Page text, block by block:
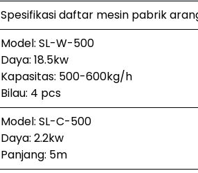
Spesifikasi daftar mesin pabrik
Model: SL-W-500
Daya: 18.5kw
Kapasitas: 500-600kg/h
Bilau: 4 pcs
Model: SL-C-500
Daya: 2.2kw
Panjang: 5m